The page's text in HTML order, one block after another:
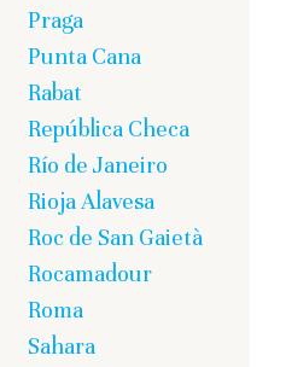
Praga
Punta Cana
Rabat
República Checa
Río de Janeiro
Rioja Alavesa
Roc de San Gaietà
Rocamadour
Roma
Sahara